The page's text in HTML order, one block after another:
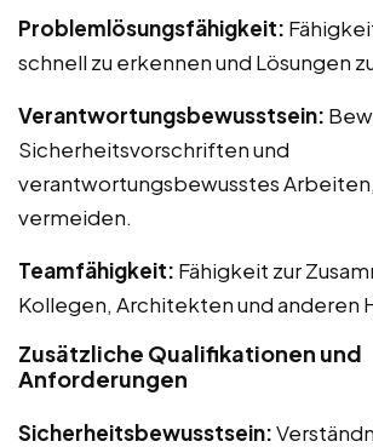
Problemlösungsfähigkeit:
schnell zu erkennen und Lösungen
Verantwortungsbewusstsein:
Sicherheitsvorschriften und
verantwortungsbewusstes
vermeiden.
Teamfähigkeit: Fähigkeit zur
Kollegen, Architekten und anderen
Zusätzliche Qualifikationen und
Anforderungen
Sicherheitsbewusstsein: